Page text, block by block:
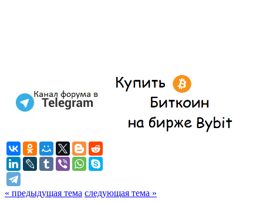
« предыдущая тема следующая тема »